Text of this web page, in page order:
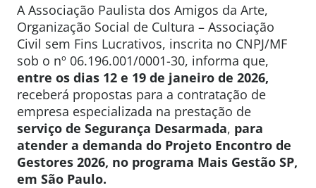
A Associação Paulista dos Amigos da Arte,
Organização Social de Cultura – Associação
Civil sem Fins Lucrativos, inscrita no CNPJ/MF
sob o nº 06.196.001/0001-30, informa que,
entre os dias 12 e 19 de janeiro de 2026,
receberá propostas para a contratação de
empresa especializada na prestação de
serviço de Segurança Desarmada, para
atender a demanda do Projeto Encontro de
Gestores 2026, no programa Mais Gestão SP,
em São Paulo.